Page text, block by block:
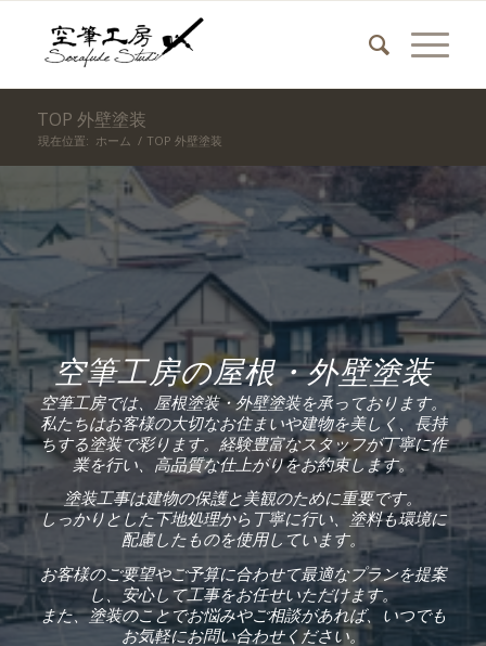
TOP 外壁塗装
現在位置: ホーム / TOP 外壁塗装
空筆工房の屋根・外壁塗装
空筆工房では、屋根塗装・外壁塗装を承っております。
私たちはお客様の大切なお住まいや建物を美しく、長持
ちする塗装で彩ります。経験豊富なスタッフが丁寧に作
業を行い、高品質な仕上がりをお約束します。
塗装工事は建物の保護と美観のために重要です。
しっかりとした下地処理から丁寧に行い、塗料も環境に
配慮したものを使用しています。
お客様のご要望やご予算に合わせて最適なプランを提案
し、安心して工事をお任せいただけます。
また、塗装のことでお悩みやご相談があれば、いつでも
お気軽にお問い合わせください。